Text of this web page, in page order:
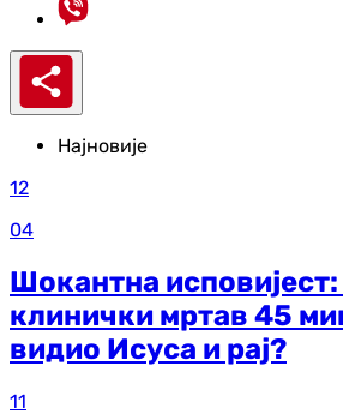
Најновије
12
04
Шокантна
клинички мртав 45
видио Исуса и рај?
11